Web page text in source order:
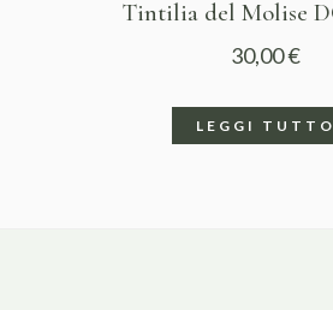
Tintilia del Molise
30,00€
LEGGI TUTTO